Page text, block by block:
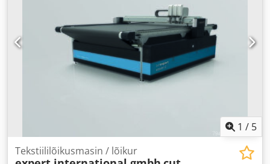
1 / 5
Tekstiililõikusmasin / lõikur